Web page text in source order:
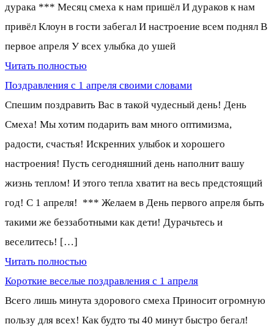
дурака *** Месяц смеха к нам пришёл И дураков к нам
привёл Клоун в гости забегал И настроение всем поднял В
первое апреля У всех улыбка до ушей
Читать полностью
Поздравления с 1 апреля своими словами
Спешим поздравить Вас в такой чудесный день! День
Смеха! Мы хотим подарить вам много оптимизма,
радости, счастья! Искренних улыбок и хорошего
настроения! Пусть сегодняшний день наполнит вашу
жизнь теплом! И этого тепла хватит на весь предстоящий
год! С 1 апреля! *** Желаем в День первого апреля быть
такими же беззаботными как дети! Дурачьтесь и
веселитесь! […]
Читать полностью
Короткие веселые поздравления с 1 апреля
Всего лишь минута здорового смеха Приносит огромную
пользу для всех! Как будто ты 40 минут быстро бегал!